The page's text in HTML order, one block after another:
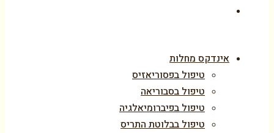
אינדקס מחלות
טיפול בפסוריאזיס
טיפול בסבוריאה
טיפול בפיברומיאלגיה
טיפול בבלוטת התריס